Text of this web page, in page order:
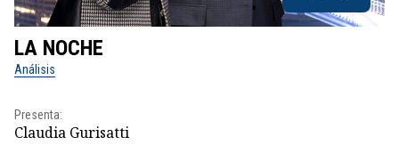
LA NOCHE
Análisis
Presenta:
Claudia Gurisatti